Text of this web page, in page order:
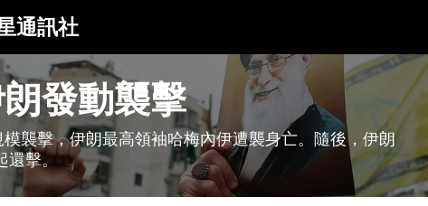
通訊社
發動襲擊
襲擊，伊朗最高領袖哈梅內伊遭襲身亡。隨後，伊朗
還擊。